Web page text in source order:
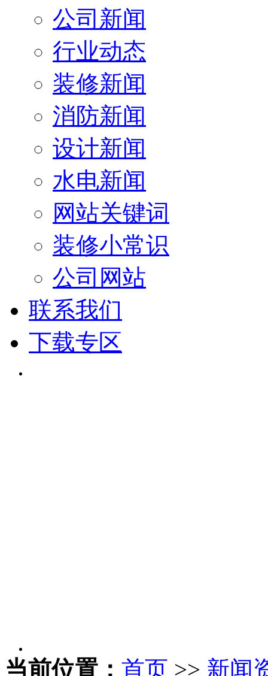
公司新闻
行业动态
装修新闻
消防新闻
设计新闻
水电新闻
网站关键词
装修小常识
公司网站
联系我们
下载专区
当前位置： 首页 >> 新闻